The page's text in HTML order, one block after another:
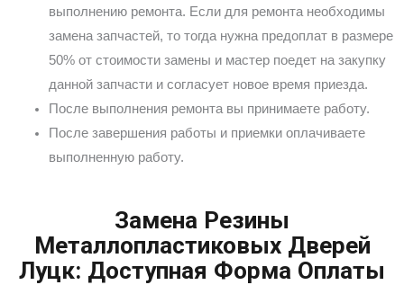
выполнению ремонта. Если для ремонта необходимы
замена запчастей, то тогда нужна предоплат в размере
50% от стоимости замены и мастер поедет на закупку
данной запчасти и согласует новое время приезда.
После выполнения ремонта вы принимаете работу.
После завершения работы и приемки оплачиваете
выполненную работу.
Замена Резины
Металлопластиковых Дверей
Луцк: Доступная Форма Оплаты